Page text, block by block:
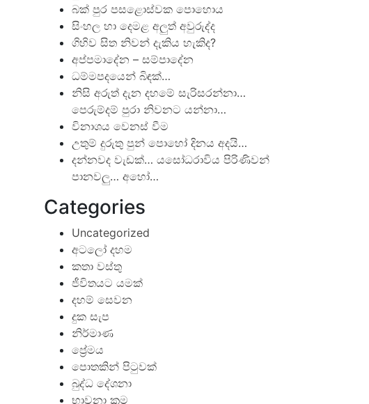
බක් පුර පසළොස්වක පොහොය
සිංහල හා දෙමළ අලුත් අවුරුද්ද
ගිහිව සිත නිවන් දැකිය හැකිද?
අප්පමාදේන – සම්පාදේන
ධම්මපදයෙන් බිඳක්…
නිසි අරුත් දැන දහමේ සැරිසරන්නා…
පෙරුම්දම් පුරා නිවනට යන්නා…
විනාශය වෙනස් වීම
උතුම් දුරුතු පුන් පොහෝ දිනය අදයි…
දන්නවද වැඩක්… යසෝධරාවිය පිරිණිවන්
පානවලු… අහෝ…
Categories
Uncategorized
අටලෝ දහම
කතා වස්තු
ජීවිතයට යමක්
දහම් සෙවන
දුක සැප
නිර්මාණ
ප්‍රේමය
පොතකින් පිටුවක්
බුද්ධ දේශනා
භාවනා ක්‍රම